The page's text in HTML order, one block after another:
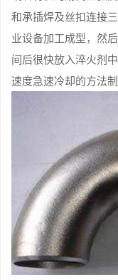
和承插焊及丝扣连接
业设备加工成型，然
间后很快放入淬火剂
速度急速冷却的方法制